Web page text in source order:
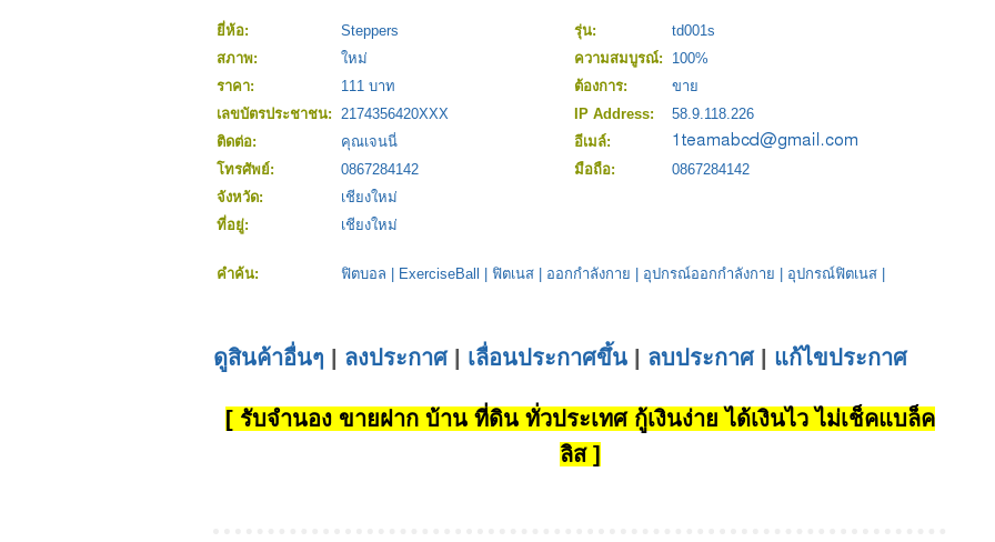
ยี่ห้อ: Steppers รุ่น:
td001s
สภาพ:
ใหม่ ความสมบูรณ์:
100%
ราคา:
111 บาท ต้องการ:
ขาย
เลขบัตรประชาชน: 2174356420XXX IP Address:
58.9.118.226
ติดต่อ:
คุณเจนนี่
อีเมล์:
โทรศัพย์:
0867284142 มือถือ:
0867284142
จังหวัด:
เชียงใหม่
ที่อยู่:
เชียงใหม่
คำค้น: ฟิตบอล ExerciseBall ฟิตเนส ออกกำลังกาย อุปกรณ์ออกกำลังกาย อุปกรณ์ฟิตเนส
ดูสินค้าอื่นๆ ลงประกาศ| เลื่อนประกาศขึ้น ลบประกาศ| แก้ไขประกาศ
[ รับจำนอง ขายฝาก บ้าน ที่ดิน ทั่วประเทศ กู้เงินง่าย ได้เงินไว ไม่เช็คแบล็ค
ลิส ]